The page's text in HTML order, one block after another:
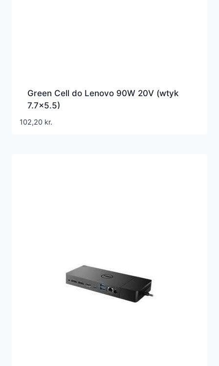
Green Cell do Lenovo 90W 20V (wtyk
7.7×5.5)
102,20 kr.